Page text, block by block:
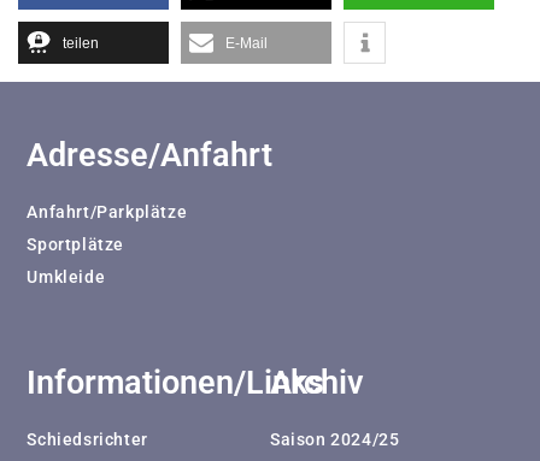
teilen E-Mail
Adresse/Anfahrt
Anfahrt/Parkplätze
Sportplätze
Umkleide
Informationen/Links
Schiedsrichter
Archiv
Saison 2024/25